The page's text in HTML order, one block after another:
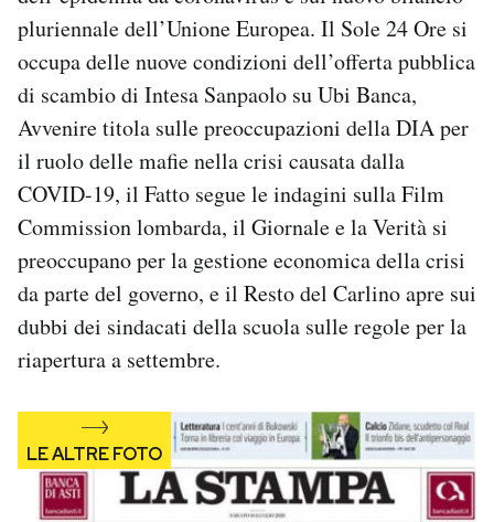
Area Personale
Newsletter
Notifiche mobile
Regala il Post
Hai bisogno di aiuto?
Esci
pluriennale dell’Unione Europea. Il Sole 24 Ore si
occupa delle nuove condizioni dell’offerta pubblica
di scambio di Intesa Sanpaolo su Ubi Banca,
Avvenire titola sulle preoccupazioni della DIA per
il ruolo delle mafie nella crisi causata dalla
COVID-19, il Fatto segue le indagini sulla Film
Commission lombarda, il Giornale e la Verità si
preoccupano per la gestione economica della crisi
da parte del governo, e il Resto del Carlino apre sui
dubbi dei sindacati della scuola sulle regole per la
riapertura a settembre.